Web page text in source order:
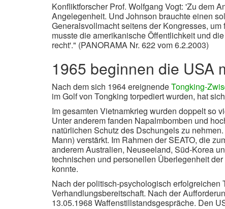
Konfliktforscher Prof. Wolfgang Vogt: 'Zu dem
Angelegenheit. Und Johnson brauchte einen
Generalsvollmacht seitens der Kongresses,
musste die amerikanische Öffentlichkeit und
recht'." (PANORAMA Nr. 622 vom 6.2.2003)
1965 beginnen die USA
Nach dem sich 1964 ereignendeTongking-
im Golf von Tongking torpediert wurden, hat
Im gesamten Vietnamkrieg wurden doppelt so
Unter anderem fanden Napalmbomben und
natürlichen Schutz des Dschungels zu
Mann) verstärkt. Im Rahmen der SEATO, die
anderem Australien, Neuseeland, Süd-Korea
technischen und personellen Überlegenheit
konnte.
Nach der politisch-psychologisch
Verhandlungsbereitschaft. Nach der
13.05.1968 Waffenstillstandsgespräche. Den